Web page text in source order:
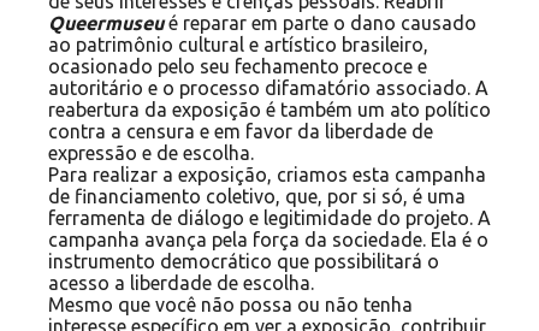
Queermuseué reparar em parte o dano causado
ao patrimônio cultural e artístico brasileiro,
ocasionado pelo seu fechamento precoce e
autoritário e o processo difamatório associado. A
reabertura da exposição é também um ato político
contra a censura e em favor da liberdade de
expressão e de escolha.
Para realizar a exposição, criamos esta campanha
de financiamento coletivo, que, por si só, é uma
ferramenta de diálogo e legitimidade do projeto. A
campanha avança pela força da sociedade. Ela é o
instrumento democrático que possibilitará o
acesso a liberdade de escolha.
Mesmo que você não possa ou não tenha
interesse específico em ver a exposição, contribuir